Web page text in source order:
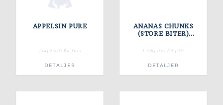
APPELSIN PURE
Logg inn for pris
DETALJER
ANANAS CHUNKS
(STORE BITER)
Logg inn for pris
DETALJER